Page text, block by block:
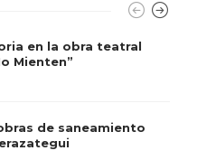
en la obra teatral
Mienten”
de saneamiento